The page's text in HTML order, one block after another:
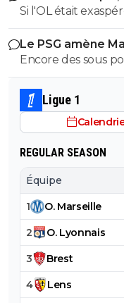
Si l'OL était
près. Bref... Quand l'équipe sera complète... ce sera beaucoup
mieux.
Le PSG amène
Encore des sous
Ligue 1
REGULAR SEASON
Équipe
1 O. Marseille
2 O. Lyonnais
3 Brest
4 Lens